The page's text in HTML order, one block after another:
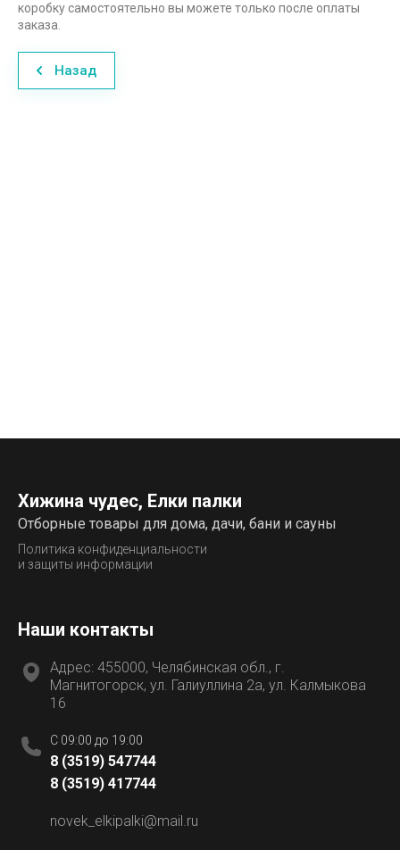
коробку самостоятельно вы можете только после оплаты
заказа.
Назад
Хижина чудес, Елки палки
Отборные товары для дома, дачи, бани и сауны
Политика конфиденциальности
и защиты информации
Наши контакты
Адрес: 455000, Челябинская обл., г.
Магнитогорск, ул. Галиуллина 2а, ул. Калмыкова
16
C 09:00 до 19:00
8 (3519) 547744
8 (3519) 417744
novek_elkipalki@mail.ru